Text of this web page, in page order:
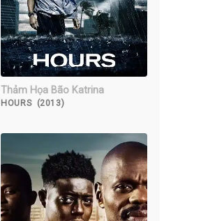
Thảm Họa Bão Katrina
HOURS (2013)